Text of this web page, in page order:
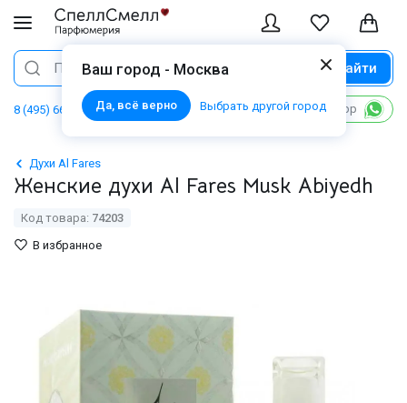
Ваш город - Москва
Да, всё верно Выбрать другой город
Поиск Найти
8 (495) 668 06 02 Написать в WhatsApp
Духи Al Fares
Женские духи Al Fares Musk Abiyedh
Код товара: 74203
В избранное